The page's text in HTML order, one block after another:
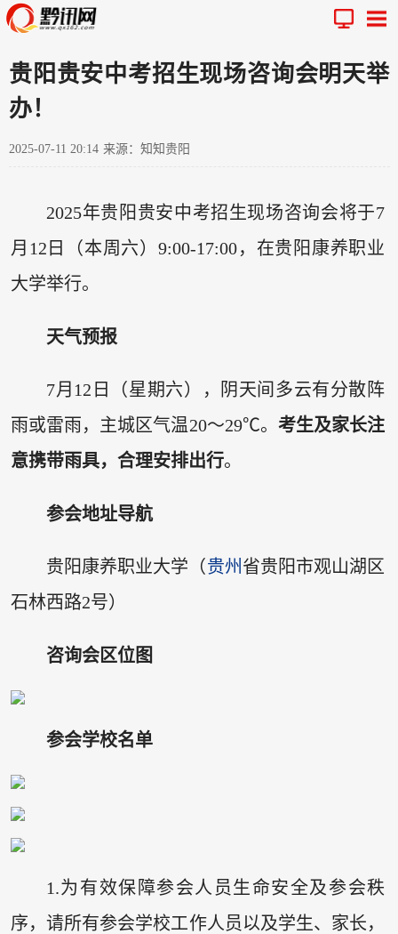
贵阳贵安中考招生现场咨询会明天举
办！
2025-07-11 20:14 来源：知知贵阳
2025年贵阳贵安中考招生现场咨询会将于7
月12日（本周六）9:00-17:00，在贵阳康养职业
大学举行。
天气预报
7月12日（星期六），阴天间多云有分散阵
雨或雷雨，主城区气温20～29℃。 考生及家长注
意携带雨具，合理安排出行。
参会地址导航
贵阳康养职业大学（贵州 省贵阳市观山湖区
石林西路2号）
咨询会区位图
参会学校名单
1.为有效保障参会人员生命安全及参会秩
序，请所有参会学校工作人员以及学生、家长，